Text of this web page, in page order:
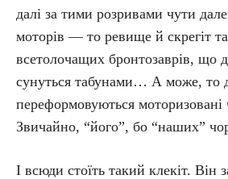
далі за тими розривами чути
моторів — то ревище й скрегіт
всетолочащих бронтозаврів, що
сунуться табунами… А може, то
переформовуються
Звичайно, “його”, бо “наших”
І всюди стоїть такий клекіт. Він